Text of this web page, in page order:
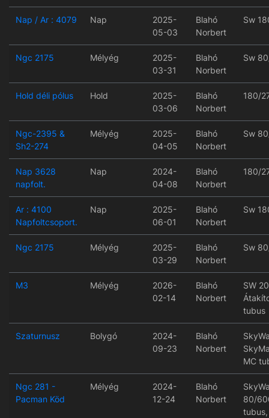
Nap / Ar : 4079 Nap
2025-
05-03
Blahó
Norbert
Sw
Ngc 2175 Mélyég
2025-
03-31
Blahó
Norbert
Sw
Hold déli pólus Hold
2025-
03-06
Blahó
Norbert
180/
Ngc-2395 &
Sh2-274
Mélyég
2025-
04-05
Blahó
Norbert
Sw
Nap 3628
napfolt.
Nap
2024-
04-08
Blahó
Norbert
180/
Ar : 4100
Napfoltcsoport.
Nap
2025-
06-01
Blahó
Norbert
Sw
Ngc 2175 Mélyég
2025-
03-29
Blahó
Norbert
Sw
M3 Mélyég
2026-
02-14
Blahó
Norbert
SW
tubus
Szaturnusz Bolygó
2024-
09-23
Blahó
Norbert
MC
Ngc 281 -
Pacman Köd
Mélyég
2024-
12-24
Blahó
Norbert
80/